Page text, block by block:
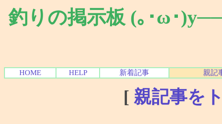
釣りの掲示板 (｡･ω･
HOME HELP 新着記事 親記
[ 親記事を